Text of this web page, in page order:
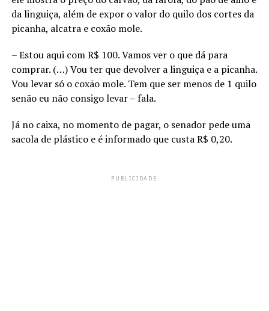
da linguiça, além de expor o valor do quilo dos cortes da
picanha, alcatra e coxão mole.
– Estou aqui com R$ 100. Vamos ver o que dá para
comprar. (…) Vou ter que devolver a linguiça e a picanha.
Vou levar só o coxão mole. Tem que ser menos de 1 quilo
senão eu não consigo levar – fala.
Já no caixa, no momento de pagar, o senador pede uma
sacola de plástico e é informado que custa R$ 0,20.
PUBLICIDADE